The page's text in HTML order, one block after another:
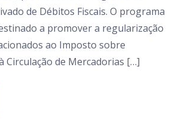
de Débitos Fiscais. O programa
a promover a regularização
ao Imposto sobre
Circulação de Mercadorias […]